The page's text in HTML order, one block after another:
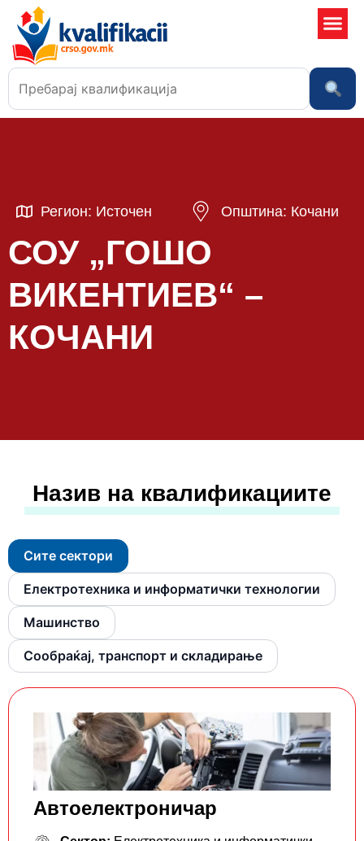
Регион: Источен Општина: Кочани
СОУ „ГОШО
ВИКЕНТИЕВ“ –
КОЧАНИ
Назив на квалификациите
Сите сектори
Електротехника и информатички технологии
Машинство
Сообраќај, транспорт и складирање
Автоелектроничар